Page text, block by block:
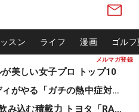
メルマガ登録
スン ライフ 漫画 ゴル
美しい女子プロ トップ10
女子プロやキャディがやる「ガチの熱中症対策」
ゴルフバッグ4本飲み込む積載力 トヨタ「RAV4」